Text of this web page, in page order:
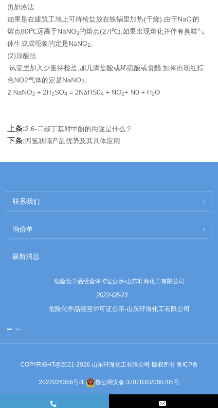
(l)加热法
如果是在建筑工地上可待检盐放在铁锅里加热(干烧),由于NaCl的
熔点80l℃远高于NaNO2的熔点(27l℃),如果出现熔化并伴有臭味气
体生成成现象的定是NaNO2。
(2)加酸法
试管里加入少量待检盐,加几滴盐酸或稀硫酸或食醋,如果出现红棕
色NO2气体的定是NaNO2。
2 NaNO2 + 2H2SO4 = 2NaHS04 + NO2+ N0 + H2O
上条:2,6-二叔丁基对甲酚的用途是什么？
下条:四氢呋喃产品优势及其具体应用
联系我们
询价单
最新消息
危险化学品经营许可证公示-山东轩海化工有限公司
2022-08-23
危险化学品经营许可证公示-山东轩海化工有限公司
COPYRIGHT@2021-2026 山东轩海化工有限公司-版权所有 鲁ICP备
2022026358号-1 鲁公网安备 37078302000705号